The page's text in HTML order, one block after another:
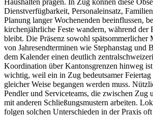
Haushalten prägen. In Zug können diese
Dienstverfügbarkeit, Personaleinsatz,
Planung langer Wochenenden beeinflussen,
kirchenjährliche Feste wandern, während der
bleibt. Die Präsenz sowohl spätsommerlicher
von Jahresendterminen wie Stephanstag und
dem Kalender einen deutlich
Koordination über Kantonsgrenzen hinweg
wichtig, weil ein in Zug bedeutsamer
gleicher Weise begangen werden muss.
Pendler und Serviceteams, die zwischen Zug
mit anderen Schließungsmustern arbeiten.
folgen solchen Unterschieden in der Praxis